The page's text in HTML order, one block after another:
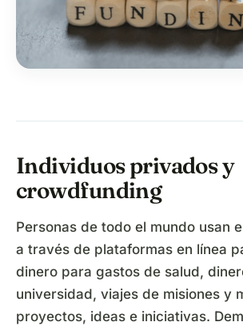
Individuos privados y
crowdfunding
Personas de todo el mundo usan
a través de plataformas en línea
dinero para gastos de salud,
universidad, viajes de misiones y
proyectos, ideas e iniciativas.